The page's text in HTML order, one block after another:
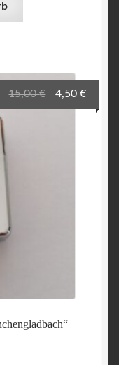
15,00€
Preis
4,50€
Preis